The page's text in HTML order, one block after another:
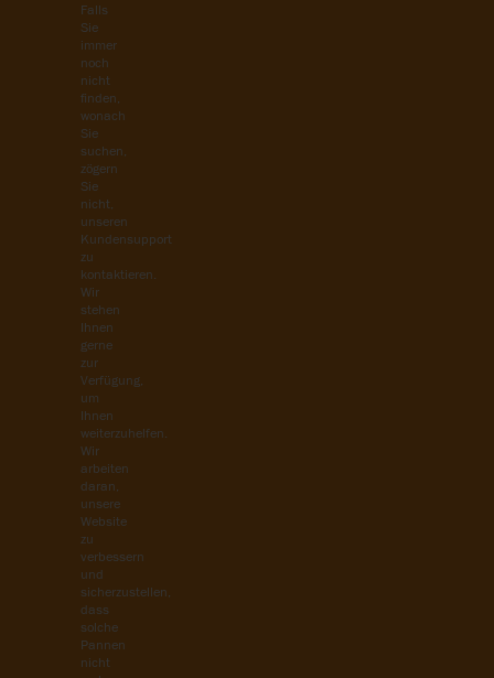
Falls
Sie
immer
noch
nicht
finden,
wonach
Sie
suchen,
zögern
Sie
nicht,
unseren
Kundensupport
zu
kontaktieren.
Wir
stehen
Ihnen
gerne
zur
Verfügung,
um
Ihnen
weiterzuhelfen.
Wir
arbeiten
daran,
unsere
Website
zu
verbessern
und
sicherzustellen,
dass
solche
Pannen
nicht